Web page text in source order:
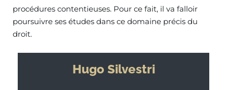
procédures contentieuses. Pour ce fait, il va falloir
poursuivre ses études dans ce domaine précis du
droit.
Hugo Silvestri